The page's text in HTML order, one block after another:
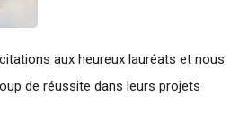
aux heureux lauréats et nous
de réussite dans leurs projets